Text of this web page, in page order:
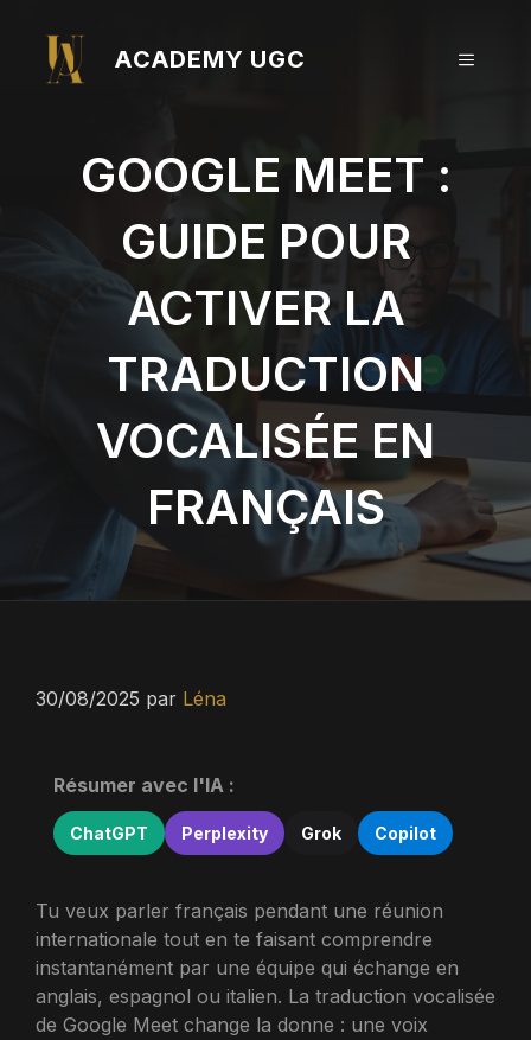
contenu
ACADEMY UGC MENU
GOOGLE MEET :
GUIDE POUR
ACTIVER LA
TRADUCTION
VOCALISÉE EN
FRANÇAIS
30/08/2025 par Léna
Résumer avec l'IA :
ChatGPT Perplexity Grok Copilot
Tu veux parler français pendant une réunion
internationale tout en te faisant comprendre
instantanément par une équipe qui échange en
anglais, espagnol ou italien. La traduction vocalisée
de Google Meet change la donne : une voix